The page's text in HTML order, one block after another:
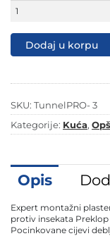
montažni
sa
x
x
2
m
Dodaj u korpu
SKU: TunnelPRO- 3
Kategorije: Kuća,
Opis
Expert montažni
protiv insekata
Pocinkovane cijevi